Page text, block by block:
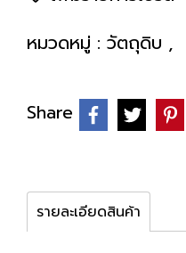
หมวดหมู่ : วัตถุดิบ ,
Share
รายละเอียดสินค้า